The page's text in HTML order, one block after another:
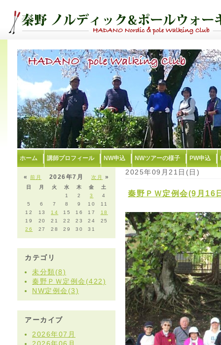
ホーム 講師プロフィール NW申込 NWツアーの様子 PW申込
«前月 次月 »
2026年7月
日 月 火 水 木 金
土
1
2 3
4
5
6 7 8 9 10
11
12
13 14 15 16 17
18
19
20 21 22 23 24
25
26
27 28 29 30 31
カテゴリ
未分類(8)
秦野ＰＷ定例会(422)
NW定例会(3)
アーカイブ
2026年07月
2026年06月
2025年09月21日(日)
秦野ＰＷ定例会(9月16